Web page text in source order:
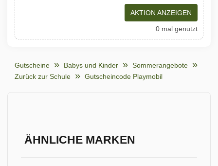
AKTION ANZEIGEN
0 mal genutzt
Gutscheine Babys und Kinder
Sommerangebote
Zurück zur Schule
Gutscheincode Playmobil
ÄHNLICHE MARKEN